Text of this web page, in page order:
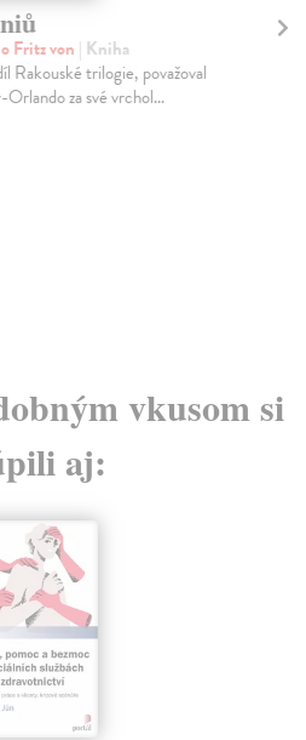
Fritz von | Kniha
Rakouské trilogie, považoval
za své vrchol...
vkusom si
aj: